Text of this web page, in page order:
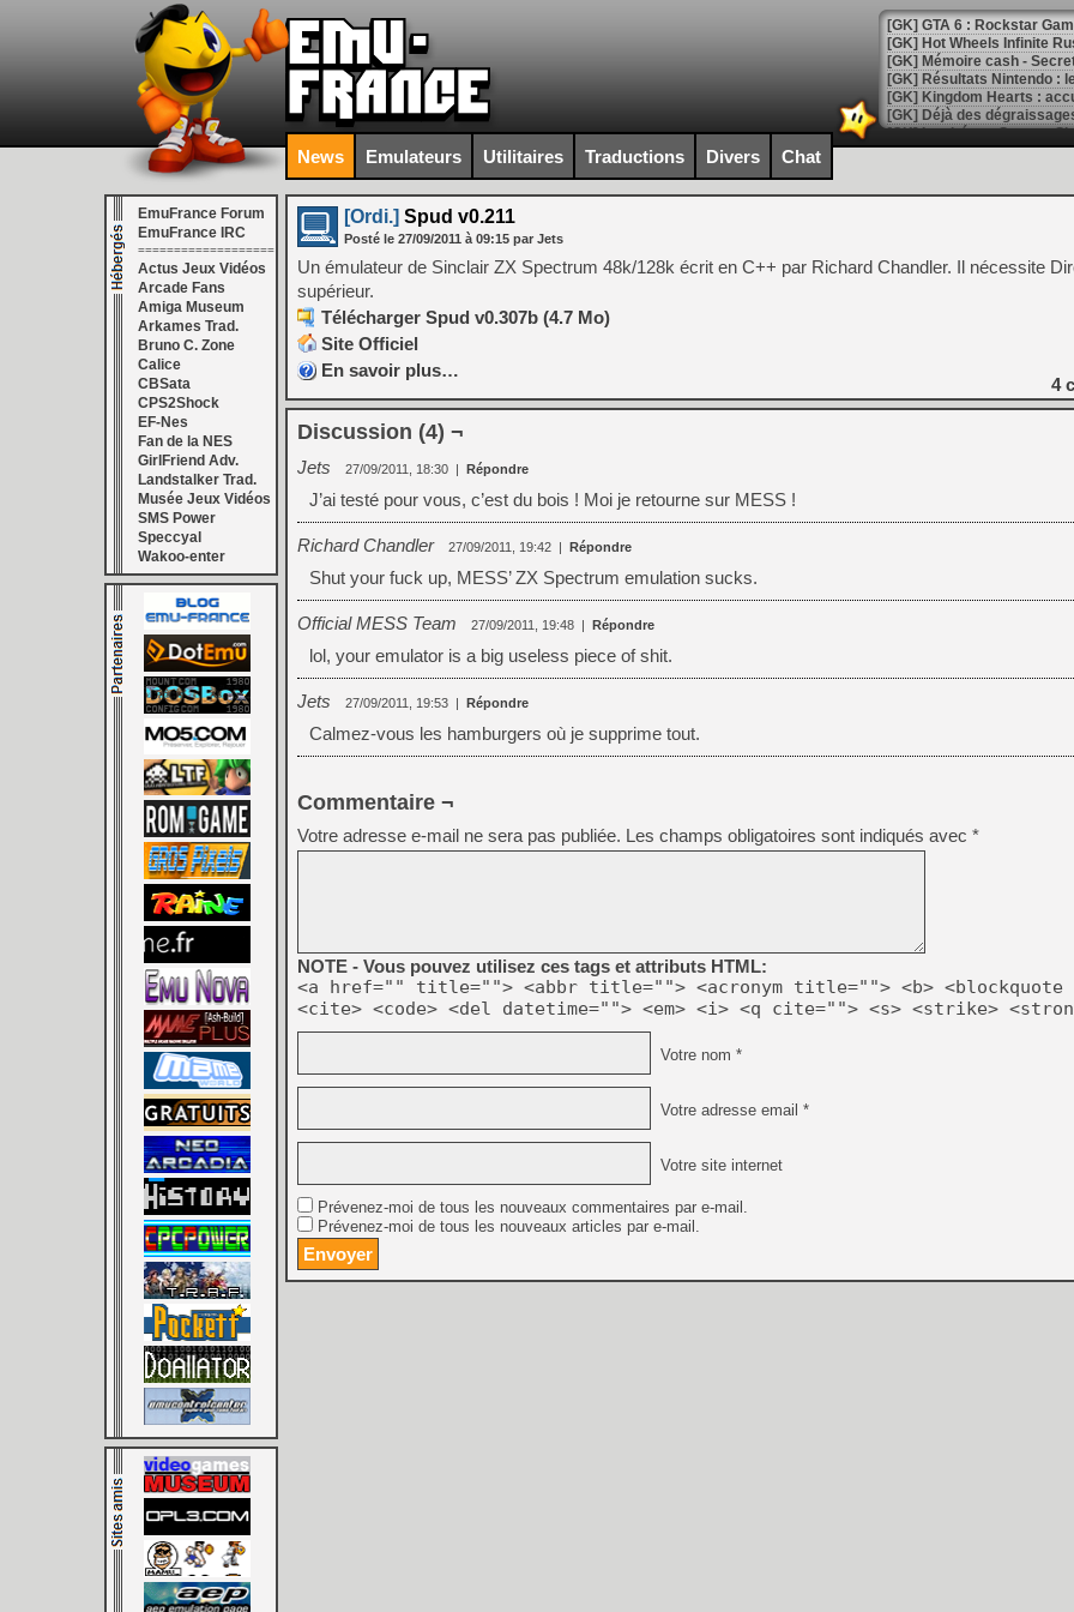
[GK] GTA 6 : Rockstar
[GK] Hot Wheels Infinite
[GK] Mémoire cash -
[GK] Résultats Nintendo :
[GK] Déjà des
[Mo5] Brickboy cherche à
[GK] Minecraft et ses «
[GK] Beast of
[GK] Ubisoft : fin de partie
[GK] Mémoire cash -
[GK] Dan Houser (GTA)
[GK] Comment EA Sports
[GK] Crimson Moon : un
[GK] Isle of Reveries : le
[GK] Moonlighter 2 : The
[GK] Capcom relance
[Mo5] Deux inédits du
[GK] Le beat'em up The
[LS] [PS5] Le WebKit
[GK] Oubliez Crazy Taxi,
[LS] [Switch] NSZ 5.0.0
[GK] No More Room in
[GK] Un chatbot Atelier
[GK] Mémoire cash -
[GK] Nvidia : le prix des
[GK] Suikoden Star Leap
[Mo5] La mini borne
[GK] Pourquoi Marvel
[GK] Test : Restory : Chill
News Emulateurs Utilitaires Traductions Divers Chat
EmuFrance Forum
EmuFrance IRC
===================
Actus Jeux Vidéos
Arcade Fans
Amiga Museum
Arkames Trad.
Bruno C. Zone
Calice
CBSata
CPS2Shock
EF-Nes
Fan de la NES
GirlFriend Adv.
Landstalker Trad.
Musée Jeux Vidéos
SMS Power
Speccyal
Wakoo-enter
[Ordi.] Spud v0.211
Posté le 27/09/2011 à 09:15 par Jets
Un émulateur de Sinclair ZX Spectrum 48k/128k écrit en C++ par Richard Chandler. Il nécessite
supérieur.
Télécharger Spud v0.307b (4.7 Mo)
Site Officiel
En savoir plus…
4
Discussion (4) ¬
Jets 27/09/2011, 18:30 | Répondre
J’ai testé pour vous, c’est du bois ! Moi je retourne sur MESS !
Richard Chandler 27/09/2011, 19:42 | Répondre
Shut your fuck up, MESS’ ZX Spectrum emulation sucks.
Official MESS Team 27/09/2011, 19:48 | Répondre
lol, your emulator is a big useless piece of shit.
Jets 27/09/2011, 19:53 | Répondre
Calmez-vous les hamburgers où je supprime tout.
Commentaire ¬
Votre adresse e-mail ne sera pas publiée. Les champs obligatoires sont indiqués avec *
NOTE - Vous pouvez utilisez ces tags et attributs HTML:
<a href="" title=""> <abbr title=""> <acronym title=""> <b> <blockquote
<cite> <code> <del datetime=""> <em> <i> <q cite=""> <s> <strike>
Votre nom *
Votre adresse email *
Votre site internet
Prévenez-moi de tous les nouveaux commentaires par e-mail.
Prévenez-moi de tous les nouveaux articles par e-mail.